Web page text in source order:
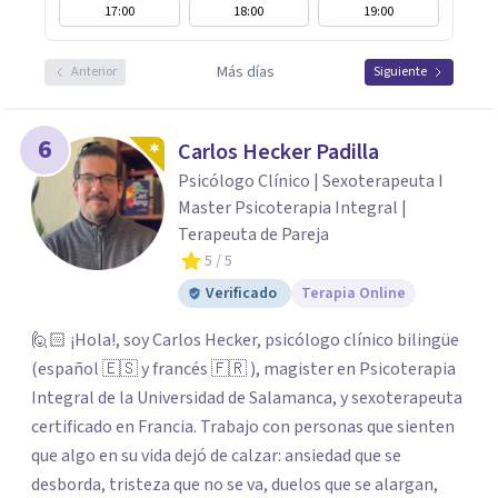
17:00
18:00 19:00
Anterior Más días Siguiente
6 Carlos Hecker Padilla
Psicólogo Clínico | Sexoterapeuta I
Master Psicoterapia Integral |
Terapeuta de Pareja
5 / 5
Verificado
Terapia Online
🙋🏻 ¡Hola!, soy Carlos Hecker, psicólogo clínico bilingüe
(español 🇪🇸 y francés 🇫🇷 ), magister en Psicoterapia
Integral de la Universidad de Salamanca, y sexoterapeuta
certificado en Francia. Trabajo con personas que sienten
que algo en su vida dejó de calzar: ansiedad que se
desborda, tristeza que no se va, duelos que se alargan,